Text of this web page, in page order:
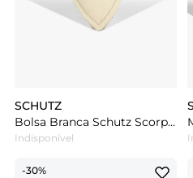
SCHUTZ
Bolsa Branca Schutz Scorpio Couro
Indisponível
-30%